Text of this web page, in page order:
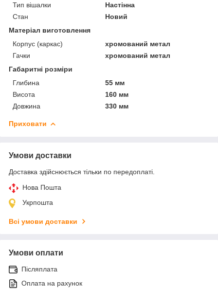
Тип вішалки
Настінна
Стан
Новий
Матеріал виготовлення
Корпус (каркас)
хромований метал
Гачки
хромований метал
Габаритні розміри
Глибина
55 мм
Висота
160 мм
Довжина
330 мм
Приховати
Умови доставки
Доставка здійснюється тільки по передоплаті.
Нова Пошта
Укрпошта
Всі умови доставки
Умови оплати
Післяплата
Оплата на рахунок